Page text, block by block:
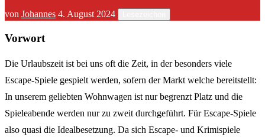
von Johannes 4. August 2024
Vorwort
Die Urlaubszeit ist bei uns oft die Zeit, in der besonders viele
Escape-Spiele gespielt werden, sofern der Markt welche bereitstellt:
In unserem geliebten Wohnwagen ist nur begrenzt Platz und die
Spieleabende werden nur zu zweit durchgeführt. Für Escape-Spiele
also quasi die Idealbesetzung. Da sich Escape- und Krimispiele